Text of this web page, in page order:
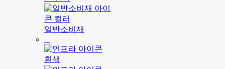
일반소비재